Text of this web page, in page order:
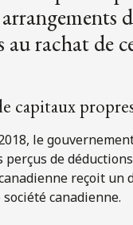
au rachat de
capitaux
le
perçus de
reçoit un
canadienne.